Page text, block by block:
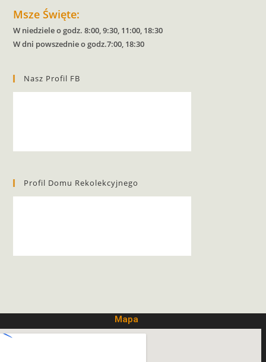
Msze Święte:
W niedziele o godz. 8:00, 9:30, 11:00, 18:30
W dni powszednie o godz.7:00, 18:30
Nasz Profil FB
Profil Domu Rekolekcyjnego
Mapa